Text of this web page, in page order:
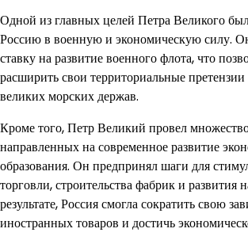
Одной из главных целей Петра Великого
Россию в военную и экономическую силу.
ставку на развитие военного флота, что
расширить свои территориальные
великих морских держав.
Кроме того, Петр Великий провел
направленных на современное развитие
образования. Он предпринял шаги для
торговли, строительства фабрик и развития
результате, Россия смогла сократить свою
иностранных товаров и достичь